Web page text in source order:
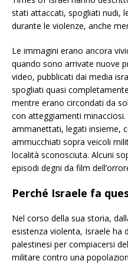
stati attaccati, spogliati nudi,
durante le violenze, anche
Le immagini erano ancora
quando sono arrivate nuove
video, pubblicati dai media
spogliati quasi
mentre erano circondati da
con atteggiamenti
ammanettati, legati insieme,
ammucchiati sopra veicoli
località sconosciuta. Alcuni
episodi degni da film
Perché Israele fa
Nel corso della sua storia,
esistenza violenta, Israele
palestinesi per compiacersi
militare contro una